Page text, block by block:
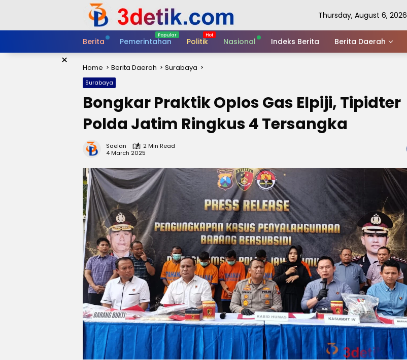
Thursday, August 6, 2026
Berita Pemerintahan Politik Nasional Indeks Berita Berita Daerah
× Home Berita Daerah Surabaya
Surabaya
Bongkar Praktik Oplos Gas Elpiji, Tipidter
Polda Jatim Ringkus 4 Tersangka
Saelan
2 Min Read
4 March 2025